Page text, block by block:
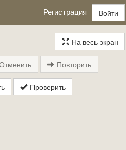
Регистрация Войти
На весь экран
Проверить
Повторить